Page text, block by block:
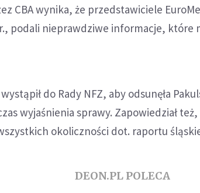
CBA wynika, że przedstawiciele
podali nieprawdziwe informacje, które
do Rady NFZ, aby odsunęła
wyjaśnienia sprawy. Zapowiedział też,
okoliczności dot. raportu
DEON.PL POLECA